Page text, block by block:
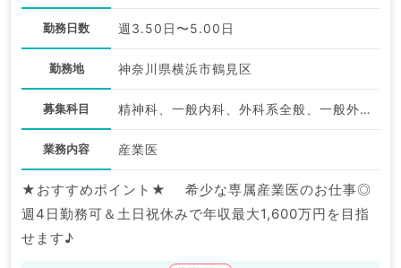
勤務日数 週3.50日〜5.00日
勤務地 神奈川県横浜市鶴見区
募集科目 精神科、一般内科、外科系全般、一般外科
業務内容 産業医
★おすすめポイント★ 希少な専属産業医のお仕事◎
週4日勤務可＆土日祝休みで年収最大1,600万円を目指
せます♪